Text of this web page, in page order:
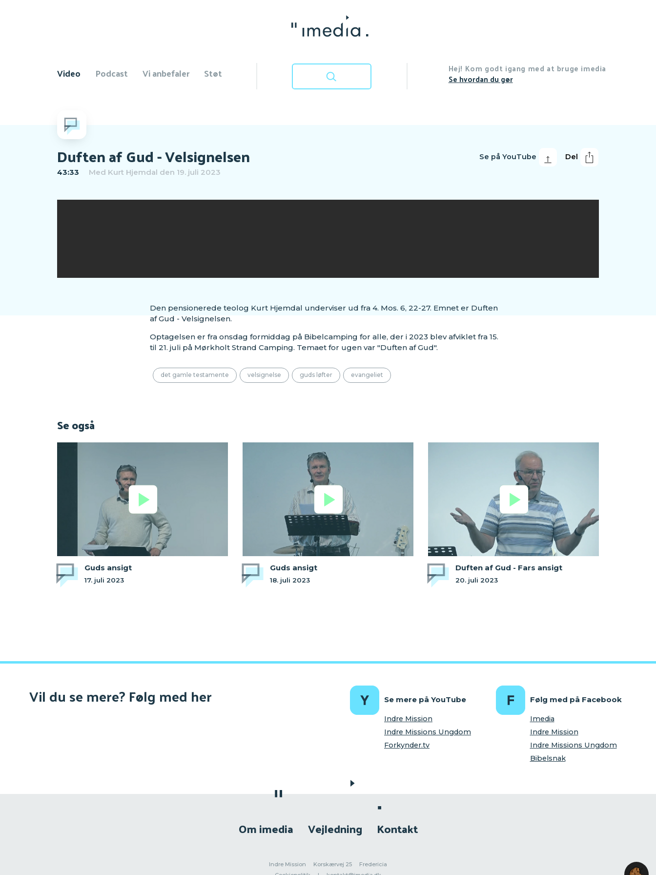
Video Podcast Vi anbefaler Støt
Hej! Kom godt igang med at bruge imedia
Se hvordan du gør
Del
Se på YouTube
Duften af Gud - Velsignelsen
43:33 Med Kurt Hjemdal den 19. juli 2023
Den pensionerede teolog Kurt Hjemdal underviser ud fra 4. Mos. 6, 22-27. Emnet er Duften
af Gud - Velsignelsen.
Optagelsen er fra onsdag formiddag på Bibelcamping for alle, der i 2023 blev afviklet fra 15.
til 21. juli på Mørkholt Strand Camping. Temaet for ugen var "Duften af Gud".
det gamle testamente velsignelse guds løfter evangeliet
Se også
Guds ansigt
17. juli 2023
Guds ansigt
18. juli 2023
Duften af Gud - Fars ansigt
20. juli 2023
Vil du se mere? Følg med her Se mere på YouTube
Indre Mission
Indre Missions Ungdom
Forkynder.tv
Følg med på Facebook
Imedia
Indre Mission
Indre Missions Ungdom
Bibelsnak
Om imedia Vejledning Kontakt
Indre Mission Korskærvej 25
Fredericia